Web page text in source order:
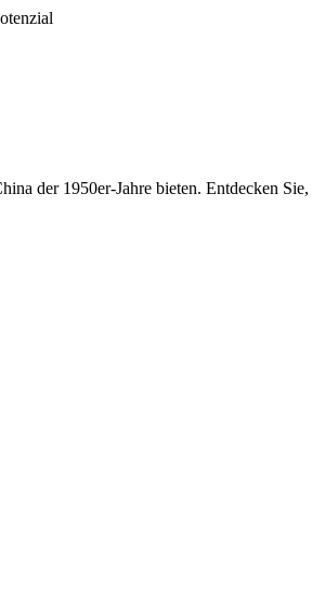
der 1950er-Jahre bieten. Entdecken Sie,